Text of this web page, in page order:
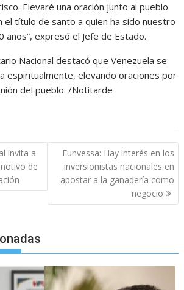
Elevaré una oración junto al pueblo
el título de santo a quien ha sido nuestro
años”, expresó el Jefe de Estado.
Nacional destacó que Venezuela se
espiritualmente, elevando oraciones por
del pueblo. /Notitarde
invita a
de
Funvessa: Hay interés en los
inversionistas nacionales en
apostar a la ganadería como
negocio